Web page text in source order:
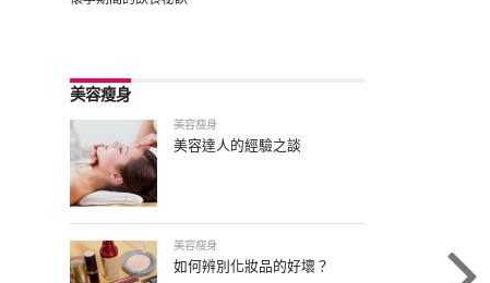
美容瘦身
美容瘦身
美容達人的經驗之談
美容瘦身
如何辨別化妝品的好壞？